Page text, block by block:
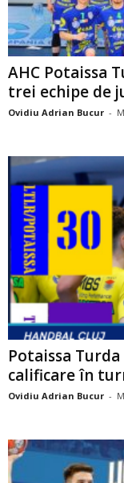
AHC Potaissa
trei echipe de
Ovidiu Adrian Bucur -
Potaissa
calificare în
Ovidiu Adrian Bucur -